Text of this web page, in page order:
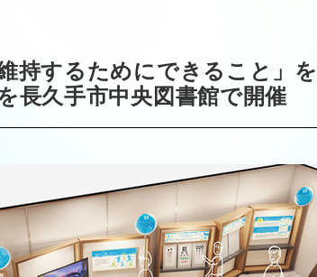
持するためにできること」
久手市中央図書館で開催